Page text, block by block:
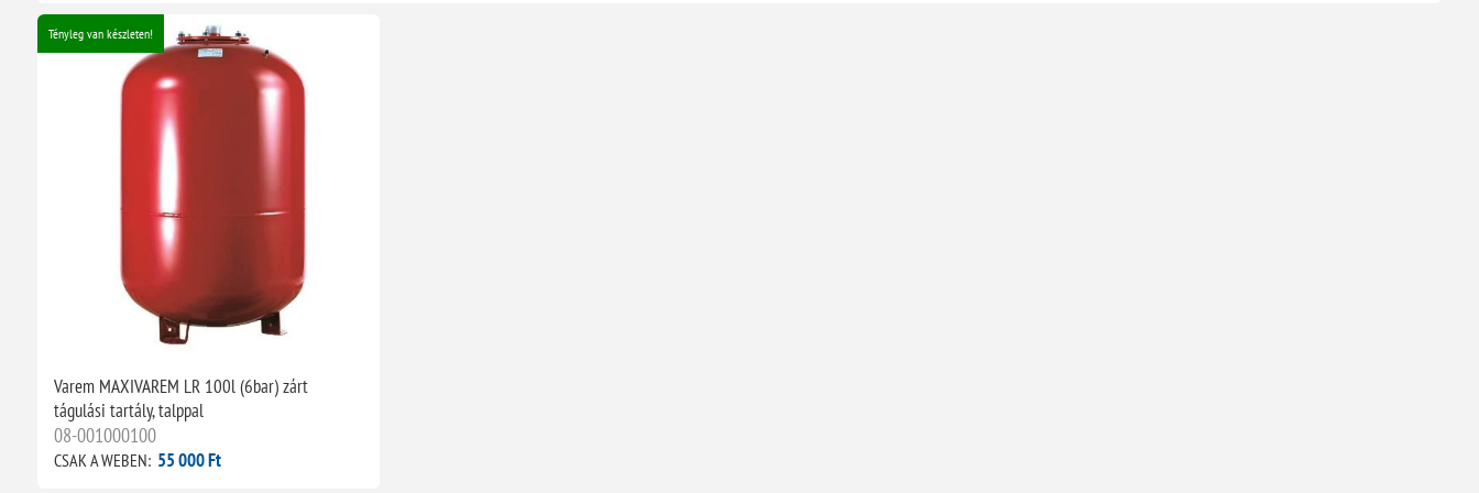
Tényleg van készleten!
Varem MAXIVAREM LR 100l (6bar) zárt
tágulási tartály, talppal
08-001000100
CSAK A WEBEN: 55 000 Ft